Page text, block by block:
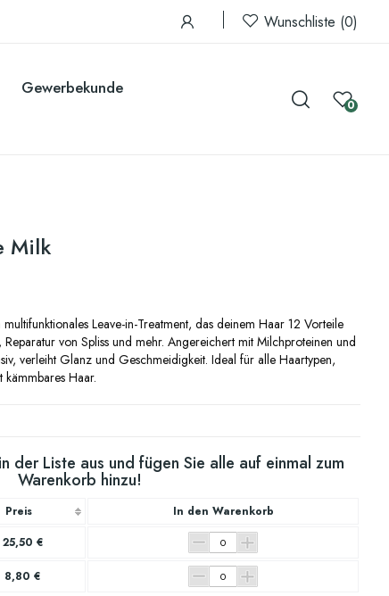
Wunschliste 0
Gewerbekunde
0
Milk
Leave-in-Treatment, das deinem Haar 12 Vorteile
von Spliss und mehr. Angereichert mit Milchproteinen und
verleiht Glanz und Geschmeidigkeit. Ideal für alle Haartypen,
kämmbares Haar.
der Liste aus und fügen Sie alle auf einmal zum
Warenkorb hinzu!
Preis
In den Warenkorb
25,50 €
8,80 €